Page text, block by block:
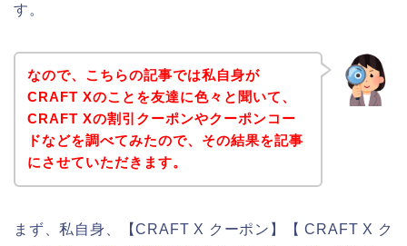
す。
なので、こちらの記事では私自身が
CRAFT Xのことを友達に色々と聞いて、
CRAFT Xの割引クーポンやクーポンコー
ドなどを調べてみたので、その結果を記事
にさせていただきます。
まず、私自身、【CRAFT X クーポン】【 CRAFT X ク